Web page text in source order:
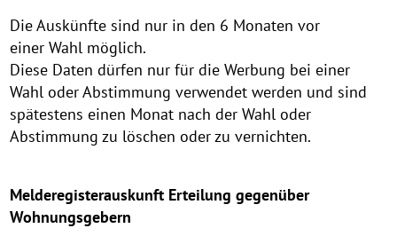
Die Auskünfte sind nur in den 6 Monaten vor
einer Wahl möglich.
Diese Daten dürfen nur für die Werbung bei einer
Wahl oder Abstimmung verwendet werden und sind
spätestens einen Monat nach der Wahl oder
Abstimmung zu löschen oder zu vernichten.
Melderegisterauskunft Erteilung gegenüber
Wohnungsgebern